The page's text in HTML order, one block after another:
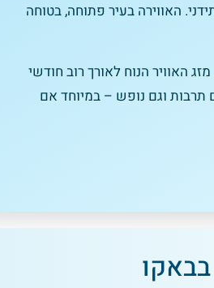
אדריכלי עתידני. האווירה בעיר פתוחה, בטוחה
האוויר הנוח לאורך רוב חודשי
וגם נופש – במיוחד אם
כרטיסים